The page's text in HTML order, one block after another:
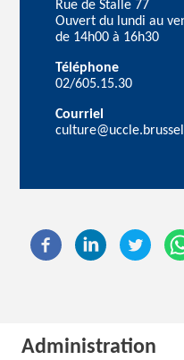
Rue de Stalle 77
Ouvert du lundi au
de 14h00 à 16h30
Téléphone
02/605.15.30
Courriel
Administration